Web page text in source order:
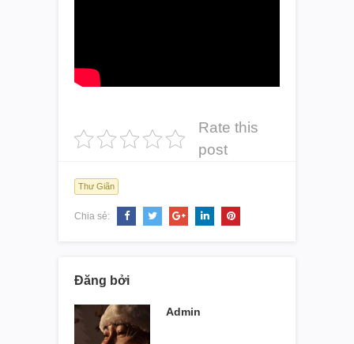
Rate this
post
Thư Giãn
Chia sẻ:
Đăng bởi
Admin